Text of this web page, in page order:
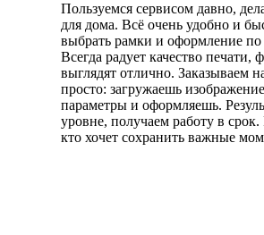
Пользуемся сервисом давно,
для дома. Всё очень удобно и
выбрать рамки и оформление по
Всегда радует качество печати,
выглядят отлично. Заказываем
просто: загружаешь
параметры и оформляешь.
уровне, получаем работу в
кто хочет сохранить важные